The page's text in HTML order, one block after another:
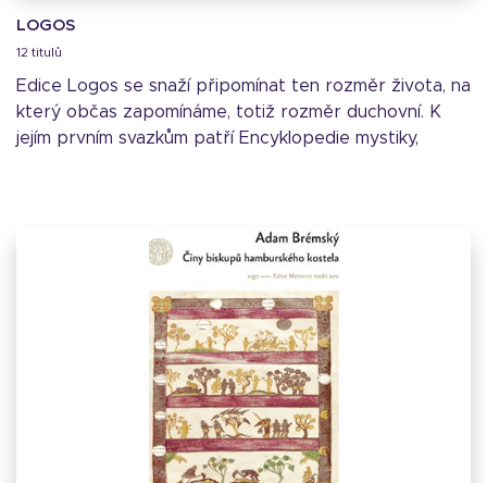
LOGOS
12 titulů
Edice Logos se snaží připomínat ten rozměr života, na
který občas zapomínáme, totiž rozměr duchovní. K
jejím prvním svazkům patří Encyklopedie mystiky,